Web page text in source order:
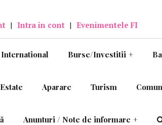
| Intra in cont | Evenimentele FI
International Burse/Investitii +
Aparare Turism
Anunturi / Note de informare +